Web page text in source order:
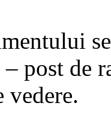
post de